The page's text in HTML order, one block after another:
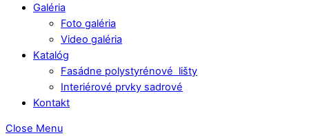
Galéria
Foto galéria
Video galéria
Katalóg
Fasádne polystyrénové lišty
Interiérové prvky sadrové
Kontakt
Close Menu